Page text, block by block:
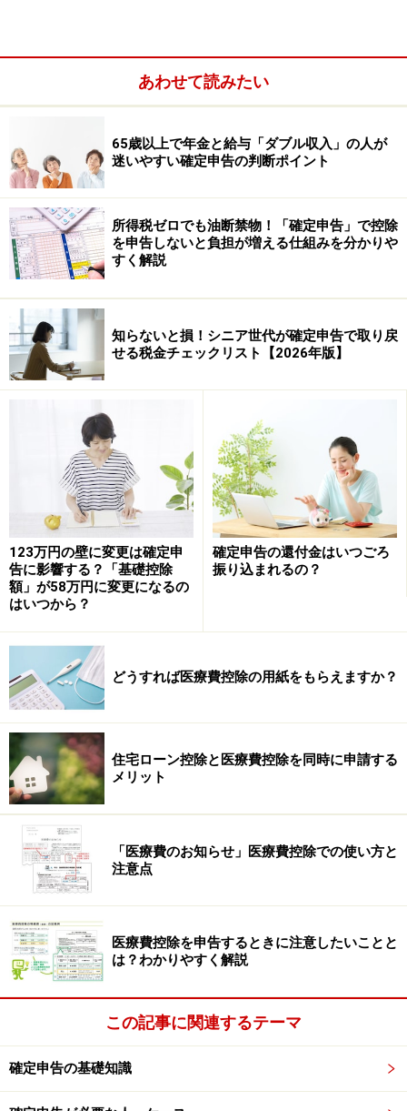
ふるさと納税は寄附の対象が任意の地方自治体で、節税
だけでなく特典・特産物がもらえることなどにより、他
の寄附金より認知度が高いといえます。
従来のふるさと納税の仕組みは次のとおり。所得税と住
民税の両方に節税メリットがありますが、確定申告＝還
付申告をしなければいけません。
1. ふるさと納税を行う
2. 納税先の自治体から受領書が届く
3. 寄附金控除の確定申告書を作成し、2の受領書を添付
して税務署に提出する
4. ふるさと納税をした年の所得税と翌年度の住民税が還
付される
通常のふるさと納税の仕組み（総務省 ふるさと納税ポータ
ルサイトより）
3：ふるさと納税ワンストップ特例は確定申
次のとおり。納税先が5カ所までなら確定申告の必要は
なく、ワンストップ特例申請書を返送するだけで手続き
あわせて読みたい
65歳以上で年金と給与「ダブル収入」の人が
迷いやすい確定申告の判断ポイント
所得税ゼロでも油断禁物！「確定申告」で控除
を申告しないと負担が増える仕組みを分かりや
すく解説
知らないと損！シニア世代が確定申告で取り戻
せる税金チェックリスト【2026年版】
123万円の壁に変更は確定申
告に影響する？「基礎控除
額」が58万円に変更になるの
はいつから？
確定申告の還付金はいつごろ
振り込まれるの？
どうすれば医療費控除の用紙をもらえますか？
住宅ローン控除と医療費控除を同時に申請する
メリット
「医療費のお知らせ」医療費控除での使い方と
注意点
医療費控除を申告するときに注意したいことと
は？わかりやすく解説
この記事に関連するテーマ
確定申告の基礎知識